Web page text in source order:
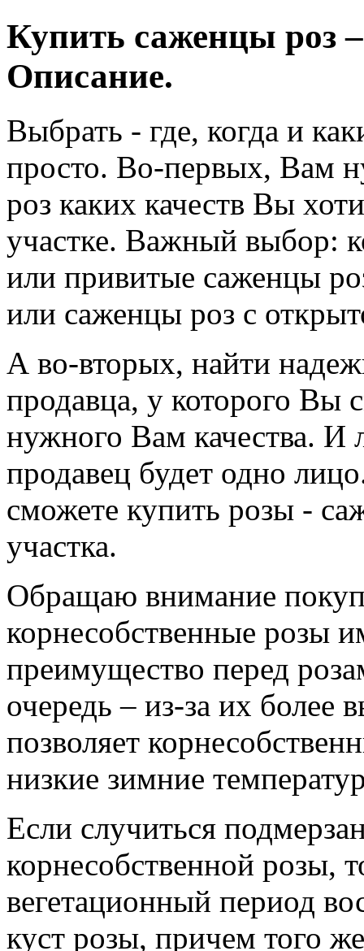
Купить саженцы роз
Описание.
Выбрать - где, когда и
просто. Во-первых, Вам
роз каких качеств Вы
участке. Важный выбор:
или привитые саженцы
или саженцы роз с
А во-вторых, найти
продавца, у которого Вы
нужного Вам качества. И
продавец будет одно
сможете купить розы -
участка.
Обращаю внимание
корнесобственные розы
преимущество перед
очередь – из-за их более
позволяет
низкие зимние
Если случиться
корнесобственной розы,
вегетационный период
куст розы, причем того